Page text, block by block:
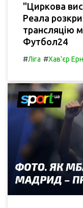
"Циркова
Реала
трансляцію
Футбол24
#Ліга #Хав'єр